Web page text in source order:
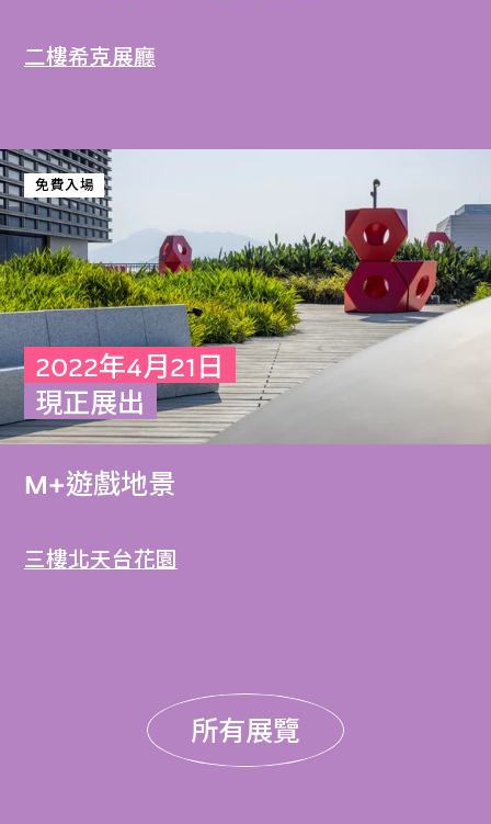
二樓希克展廳
免費入場
2022年4月21日
現正展出
M+遊戲地景
三樓北天台花園
所有展覽